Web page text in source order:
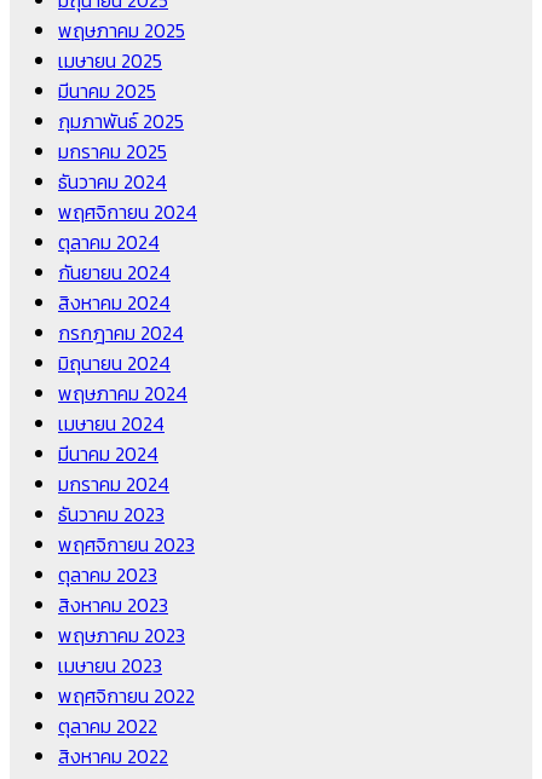
พฤษภาคม 2025
เมษายน 2025
มีนาคม 2025
กุมภาพันธ์ 2025
มกราคม 2025
ธันวาคม 2024
พฤศจิกายน 2024
ตุลาคม 2024
กันยายน 2024
สิงหาคม 2024
กรกฎาคม 2024
มิถุนายน 2024
พฤษภาคม 2024
เมษายน 2024
มีนาคม 2024
มกราคม 2024
ธันวาคม 2023
พฤศจิกายน 2023
ตุลาคม 2023
สิงหาคม 2023
พฤษภาคม 2023
เมษายน 2023
พฤศจิกายน 2022
ตุลาคม 2022
สิงหาคม 2022